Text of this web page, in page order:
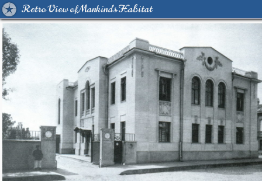
Retro View of Mankind's Habitat